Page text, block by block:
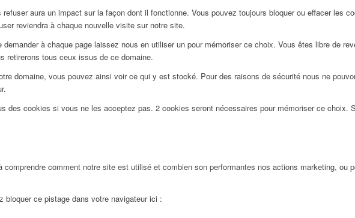
aura un impact sur la façon dont il fonctionne. Vous pouvez toujours bloquer ou effacer les
reviendra à chaque nouvelle visite sur notre site.
à chaque page laissez nous en utiliser un pour mémoriser ce choix. Vous êtes libre de
retirerons tous ceux issus de ce domaine.
domaine, vous pouvez ainsi voir ce qui y est stocké. Pour des raisons de sécurité nous ne
des cookies si vous ne les acceptez pas. 2 cookies seront nécessaires pour mémoriser ce choix.
comment notre site est utilisé et combien son performantes nos actions marketing, ou
ce pistage dans votre navigateur ici :